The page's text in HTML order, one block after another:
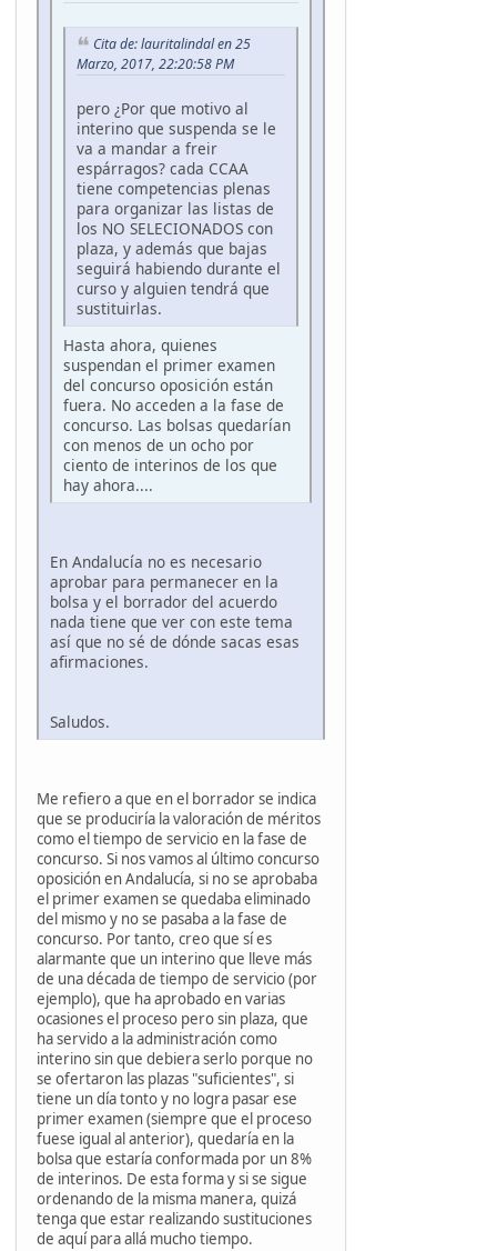
Cita de: lauritalindal en 25
Marzo, 2017, 22:20:58 PM
pero ¿Por que motivo al
interino que suspenda se le
va a mandar a freir
espárragos? cada CCAA
tiene competencias plenas
para organizar las listas de
los NO SELECIONADOS con
plaza, y además que bajas
seguirá habiendo durante el
curso y alguien tendrá que
sustituirlas.
Hasta ahora, quienes
suspendan el primer examen
del concurso oposición están
fuera. No acceden a la fase de
concurso. Las bolsas quedarían
con menos de un ocho por
ciento de interinos de los que
hay ahora....
En Andalucía no es necesario
aprobar para permanecer en la
bolsa y el borrador del acuerdo
nada tiene que ver con este tema
así que no sé de dónde sacas esas
afirmaciones.
Saludos.
Me refiero a que en el borrador se indica
que se produciría la valoración de méritos
como el tiempo de servicio en la fase de
concurso. Si nos vamos al último concurso
oposición en Andalucía, si no se aprobaba
el primer examen se quedaba eliminado
del mismo y no se pasaba a la fase de
concurso. Por tanto, creo que sí es
alarmante que un interino que lleve más
de una década de tiempo de servicio (por
ejemplo), que ha aprobado en varias
ocasiones el proceso pero sin plaza, que
ha servido a la administración como
interino sin que debiera serlo porque no
se ofertaron las plazas "suficientes", si
tiene un día tonto y no logra pasar ese
primer examen (siempre que el proceso
fuese igual al anterior), quedaría en la
bolsa que estaría conformada por un 8%
de interinos. De esta forma y si se sigue
ordenando de la misma manera, quizá
tenga que estar realizando sustituciones
de aquí para allá mucho tiempo.